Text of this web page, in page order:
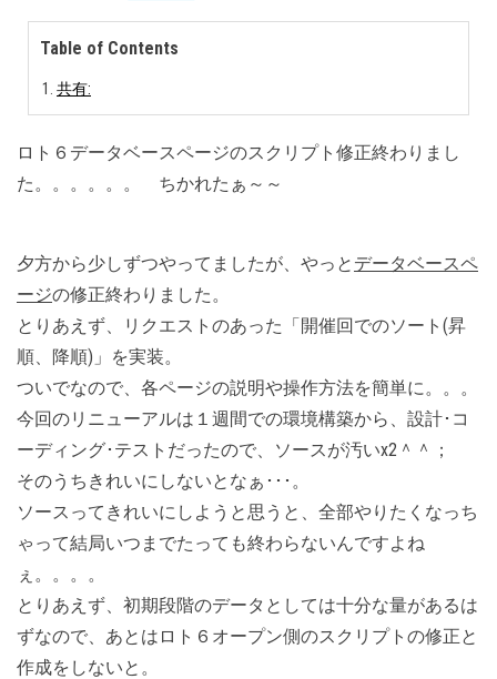
Table of Contents
共有:
ロト６データベースページのスクリプト修正終わりまし
た。。。。。。 ちかれたぁ～～
夕方から少しずつやってましたが、やっと データベースペ
ージの修正終わりました。
とりあえず、リクエストのあった「開催回でのソート(昇
順、降順)」を実装。
ついでなので、各ページの説明や操作方法を簡単に。。。
今回のリニューアルは１週間での環境構築から、設計･コ
ーディング･テストだったので、ソースが汚いx2＾＾；
そのうちきれいにしないとなぁ･･･。
ソースってきれいにしようと思うと、全部やりたくなっち
ゃって結局いつまでたっても終わらないんですよね
ぇ。。。。
とりあえず、初期段階のデータとしては十分な量があるは
ずなので、あとはロト６オープン側のスクリプトの修正と
作成をしないと。